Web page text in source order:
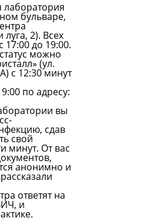
лаборатория
бульваре,
луга, 2). Всех
до 19:00.
можно
(ул.
с 12:30 минут
по адресу:
вы
сдав
свой
минут. От вас
анонимно и
ответят на
и